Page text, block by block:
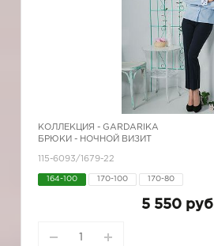
КОЛЛЕКЦИЯ - GARDARIKA
БРЮКИ - НОЧНОЙ ВИЗИТ
115-6093/1679-22
164-100 170-100 170-80
5 550 руб